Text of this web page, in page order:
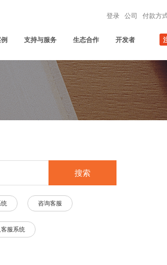
登录 公司 付款方
支持与服务 生态合作 开发者
搜索
咨询客服
服系统